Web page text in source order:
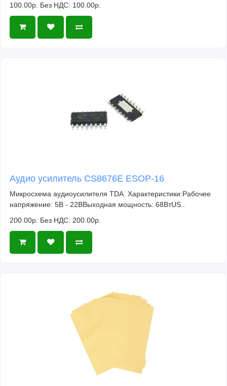
100.00р. Без НДС: 100.00р.
Аудио усилитель CS8676E ESOP-16
Микросхема аудиоусилителя TDA. Характеристики:Рабочее
напряжение: 5В - 22ВВыходная мощность: 68ВтUS..
200.00р. Без НДС: 200.00р.